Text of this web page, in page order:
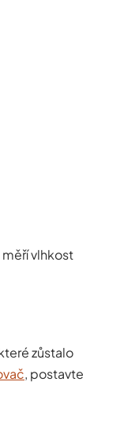
vlhkost
zůstalo
, postavte